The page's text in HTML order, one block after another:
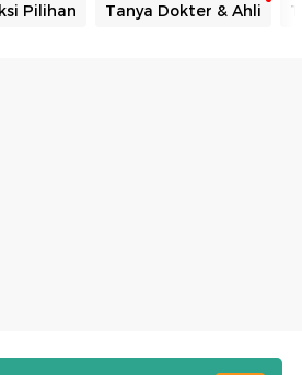
Pilihan Tanya Dokter & Ahli